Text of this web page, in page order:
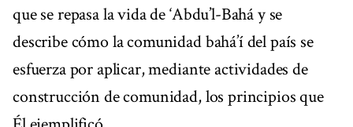
que se repasa la vida de ‘Abdu’l-Bahá y se
describe cómo la comunidad bahá’í del país se
esfuerza por aplicar, mediante actividades de
construcción de comunidad, los principios que